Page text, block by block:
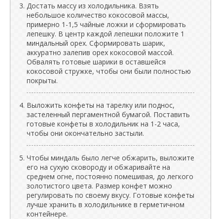
Достать массу из холодильника. Взять
небольшое количество кокосовой массы,
примерно 1-1,5 чайные ложки и сформировать
лепешку. В центр каждой лепешки положите 1
миндальный орех. Сформировать шарик,
аккуратно залепив орех кокосовой массой.
Обвалять готовые шарики в оставшейся
кокосовой стружке, чтобы они были полностью
покрыты.
Выложить конфеты на тарелку или поднос,
застеленный пергаментной бумагой. Поставить
готовые конфеты в холодильник на 1-2 часа,
чтобы они окончательно застыли.
Чтобы миндаль было легче обжарить, выложите
его на сухую сковороду и обжаривайте на
среднем огне, постоянно помешивая, до легкого
золотистого цвета. Размер конфет можно
регулировать по своему вкусу. Готовые конфеты
лучше хранить в холодильнике в герметичном
контейнере.